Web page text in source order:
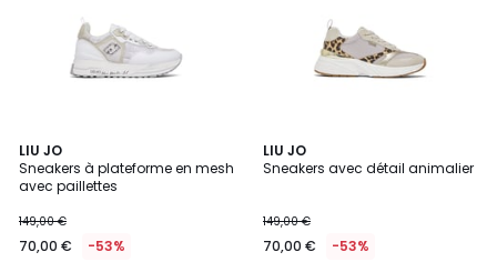
LIU JO
Sneakers à plateforme en mesh
avec paillettes
149,00 €
70,00 € -53%
3
Couleurs
LIU JO
Sneakers avec détail animalier
149,00 €
70,00 € -53%